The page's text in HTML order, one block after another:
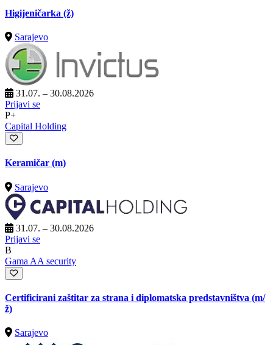
Higijeničarka (ž)
Sarajevo
31.07. – 30.08.2026
Prijavi se
P+
Capital Holding
Keramičar (m)
Sarajevo
31.07. – 30.08.2026
Prijavi se
B
Gama AA security
Certificirani zaštitar za strana i diplomatska predstavništva (m/
ž)
Sarajevo